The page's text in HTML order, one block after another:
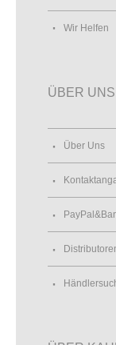
Wir Helfen
ÜBER UNS
Über Uns